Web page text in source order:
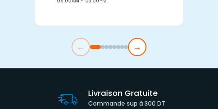
← →
Livraison Gratuite
Commande sup à 300 DT